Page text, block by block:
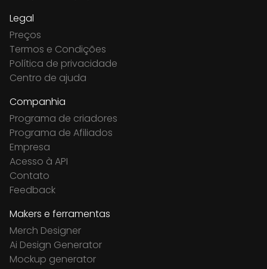
Legal
Preços
Termos e Condições
Política de privacidade
Centro de ajuda
Companhia
Programa de criadores
Programa de Afiliados
Empresa
Acesso à API
Contato
Feedback
Makers e ferramentas
Merch Designer
Ai Design Generator
Mockup generator